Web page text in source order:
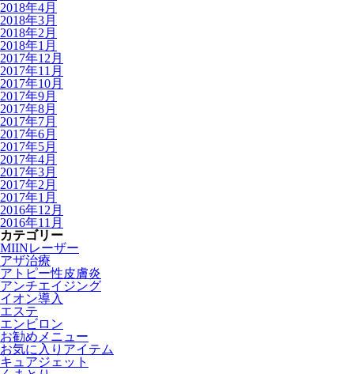
2018年4月
2018年3月
2018年2月
2018年1月
2017年12月
2017年11月
2017年10月
2017年9月
2017年8月
2017年7月
2017年6月
2017年5月
2017年4月
2017年3月
2017年2月
2017年1月
2016年12月
2016年11月
カテゴリー
MIINレーザー
アザ治療
アトピー性皮膚炎
アンチエイジング
イオン導入
エステ
エンビロン
お勧めメニュー
お気に入りアイテム
キュアジェット